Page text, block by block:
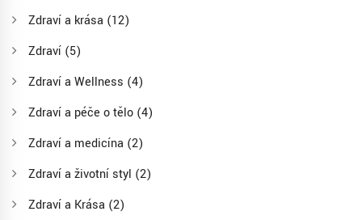
Zdraví a krása (12)
Zdraví (5)
Zdraví a Wellness (4)
Zdraví a péče o tělo (4)
Zdraví a medicína (2)
Zdraví a životní styl (2)
Zdraví a Krása (2)